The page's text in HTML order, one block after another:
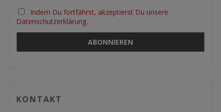
Indem Du fortfährst, akzeptierst Du unsere
Datenschutzerklärung.
KONTAKT